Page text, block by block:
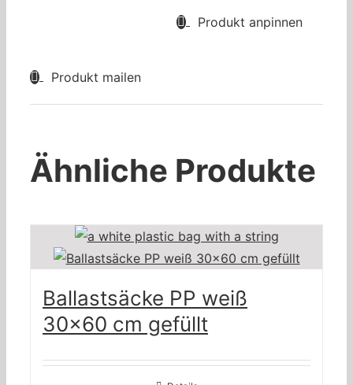
Produkt anpinnen
Produkt mailen
Ähnliche Produkte
Ballastsäcke PP weiß
30×60 cm gefüllt